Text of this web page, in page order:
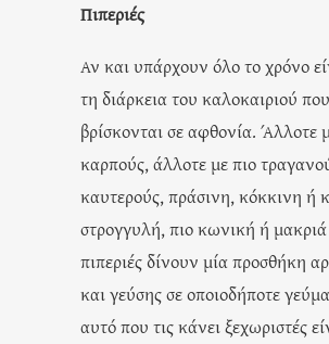
Πιπεριές
Αν και υπάρχουν όλο το χρόνο
τη διάρκεια του καλοκαιριού που
βρίσκονται σε αφθονία. Άλλοτε
καρπούς, άλλοτε με πιο
καυτερούς, πράσινη, κόκκινη ή
στρογγυλή, πιο κωνική ή μακριά
πιπεριές δίνουν μία προσθήκη
και γεύσης σε οποιοδήποτε
αυτό που τις κάνει ξεχωριστές